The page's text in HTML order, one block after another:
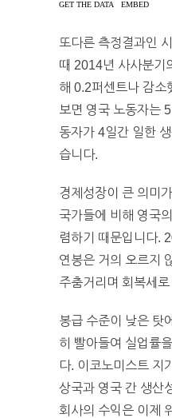
또다른 측정결과인
때 2014년 사사분기
해 0.2퍼센트나 감소
보면 영국 노동자는
동자가 4일간 일한
습니다.
경제성장이 큰 의미
국가들에 비해 영국
렴하기 때문입니다.
연봉은 거의 오르지
주춤거리며 회복세
봉급 수준이 낮은 탓
히 빨아들여 실업률
다. 이코노미스트 지
상국과 영국 간 생산
회사의 수익은 이제